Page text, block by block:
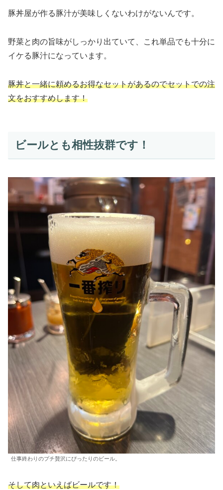
豚丼屋が作る豚汁が美味しくないわけがないんです。
野菜と肉の旨味がしっかり出ていて、これ単品でも十分に
イケる豚汁になっています。
豚丼と一緒に頼めるお得なセットがあるのでセットでの注
文をおすすめします！
ビールとも相性抜群です！
仕事終わりのプチ贅沢にぴったりのビール。
そして肉といえばビールです！